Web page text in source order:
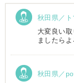
秋田県／ト
大変良い
ましたら
秋田県／